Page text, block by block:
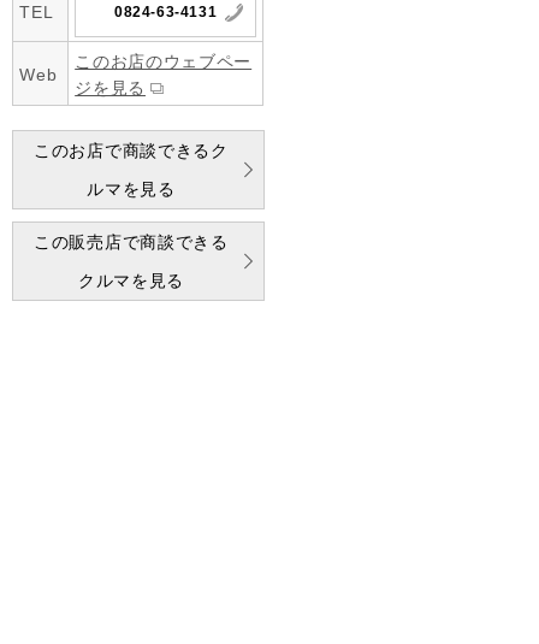
TEL 0824-63-4131
Web
このお店のウェブペー
ジを見る
このお店で商談できるク
ルマを見る
この販売店で商談できる
クルマを見る